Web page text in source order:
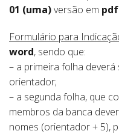
01 (uma)versão em pdf
Formulário para
word, sendo que:
– a primeira folha
orientador;
– a segunda folha, que
membros da banca
nomes (orientador + 5),